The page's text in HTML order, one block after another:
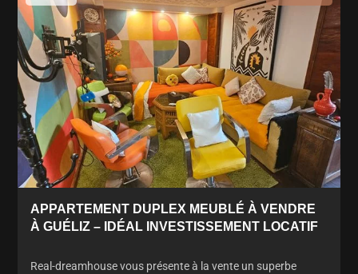
APPARTEMENT DUPLEX MEUBLÉ À VENDRE
À GUÉLIZ – IDÉAL INVESTISSEMENT LOCATIF
Real-dreamhouse vous présente à la vente un superbe